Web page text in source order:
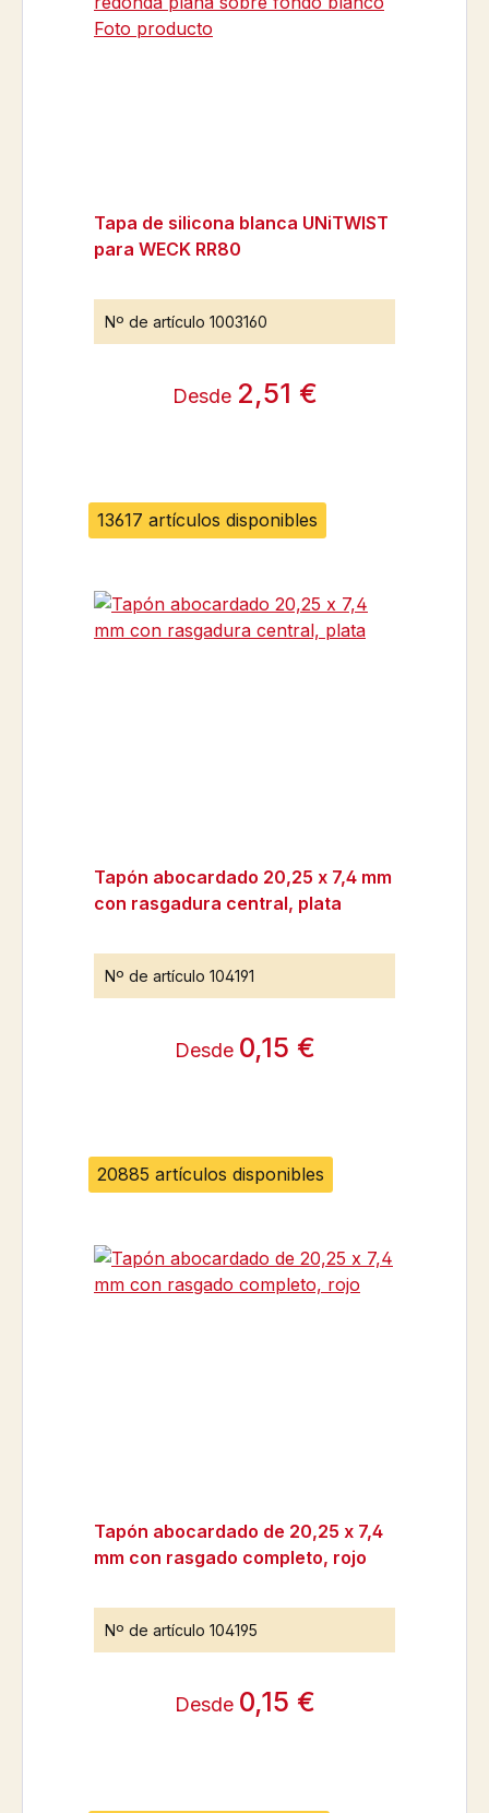
13617 artículos disponibles
Tapa de silicona blanca UNiTWIST
para WECK RR80
Nº de artículo 1003160
Desde 2,51 €
20885 artículos disponibles
Tapón abocardado 20,25 x 7,4 mm
con rasgadura central, plata
Nº de artículo 104191
Desde 0,15 €
Tapón abocardado de 20,25 x 7,4
mm con rasgado completo, rojo
Nº de artículo 104195
Desde 0,15 €